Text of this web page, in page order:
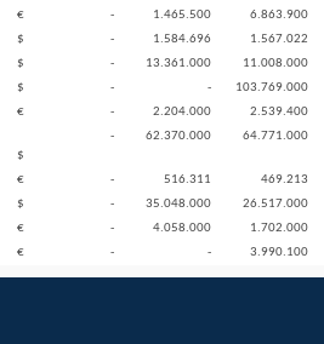
€ - 1.465.500 6.863.900
$ - 1.584.696 1.567.022
$ - 13.361.000 11.008.000
$ - - 103.769.000
€ - 2.204.000 2.539.400
$
- 62.370.000 64.771.000
€ - 516.311 469.213
$ - 35.048.000 26.517.000
€ - 4.058.000 1.702.000
€ - - 3.990.100